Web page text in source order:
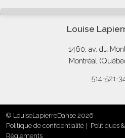
Louise
1460, av. du
Montréal
514-521-
© LouiseLapierreDanse 2026
Politique de confidentialité
Politiques &
Règlements